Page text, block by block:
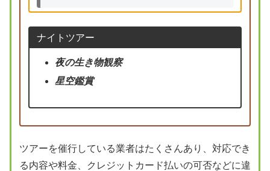
ナイトツアー
夜の生き物観察
星空鑑賞
ツアーを催行している業者はたくさんあり、対応でき
る内容や料金、クレジットカード払いの可否などに違